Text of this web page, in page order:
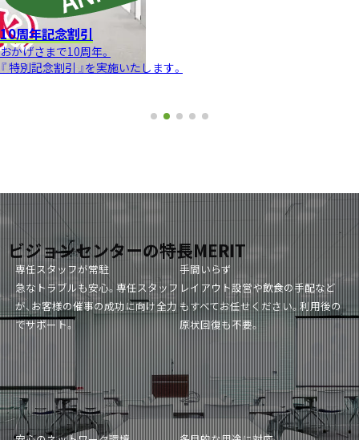
10周年記念割引
おかげさまで10周年。
『 特別記念割引 』を実施いたします。
ビジョンセンターの特長MERIT
専任スタッフが常駐
急なトラブルも安心。専任スタッフ
が、お客様の催事の成功に向け全力
でサポート。
手間いらず
レイアウト設営や飲食の手配など
もすべてお任せください。利用後の
原状回復も不要。